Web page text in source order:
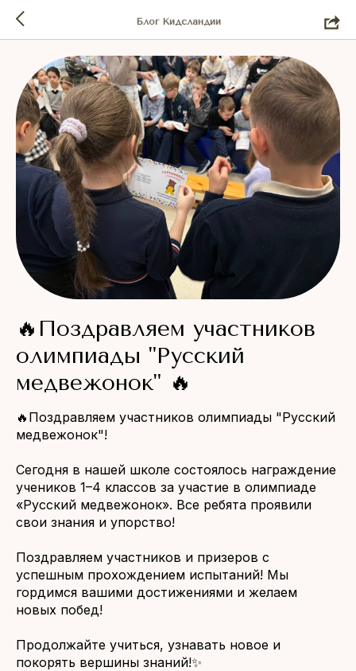
Блог Кидсландии
🔥Поздравляем участников
олимпиады "Русский
медвежонок" 🔥
🔥Поздравляем участников олимпиады "Русский
медвежонок"!
Сегодня в нашей школе состоялось награждение
учеников 1–4 классов за участие в олимпиаде
«Русский медвежонок». Все ребята проявили
свои знания и упорство!
Поздравляем участников и призеров с
успешным прохождением испытаний! Мы
гордимся вашими достижениями и желаем
новых побед!
Продолжайте учиться, узнавать новое и
покорять вершины знаний!✨